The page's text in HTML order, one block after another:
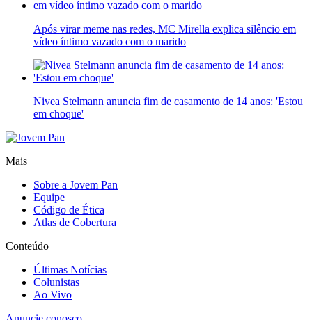
Após virar meme nas redes, MC Mirella explica silêncio em
vídeo íntimo vazado com o marido
Nivea Stelmann anuncia fim de casamento de 14 anos: 'Estou
em choque'
Mais
Sobre a Jovem Pan
Equipe
Código de Ética
Atlas de Cobertura
Conteúdo
Últimas Notícias
Colunistas
Ao Vivo